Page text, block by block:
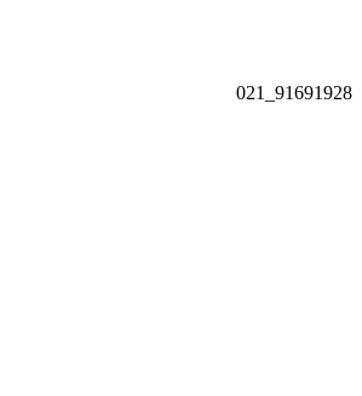
91691928_021